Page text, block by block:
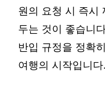
원의 요청 시 즉시
두는 것이 좋습니
반입 규정을 정확
여행의 시작입니다.